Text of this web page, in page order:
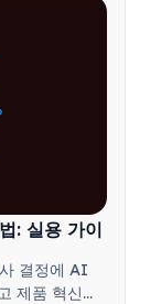
: 실용 가이
결정에 AI
제품 혁신을